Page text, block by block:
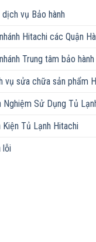
dịch vụ Bảo hành
Hitachi các Quận
Trung tâm bảo
vụ sửa chữa sản phẩm
Nghiệm Sử Dụng Tủ
Kiện Tủ Lạnh Hitachi
lỗi